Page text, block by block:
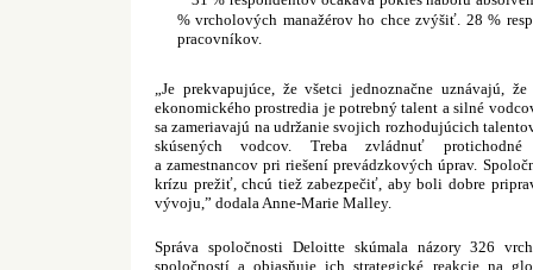
% vrcholových manažérov ho chce zvýšiť. 28 %
pracovníkov.
„Je prekvapujúce, že všetci jednoznačne uznávajú,
ekonomického prostredia je potrebný talent a silné
sa zameriavajú na udržanie svojich rozhodujúcich
skúsených vodcov. Treba zvládnuť
a zamestnancov pri riešení prevádzkových úprav.
krízu prežiť, chcú tiež zabezpečiť, aby boli dobre
vývoju,” dodala Anne-Marie Malley.
Správa spoločnosti Deloitte skúmala názory 326
spoločností a objasňuje ich strategické reakcie na